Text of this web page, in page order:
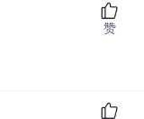
赞